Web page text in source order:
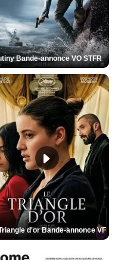
Bande-annonce VO STFR
d'or Bande-annonce VF